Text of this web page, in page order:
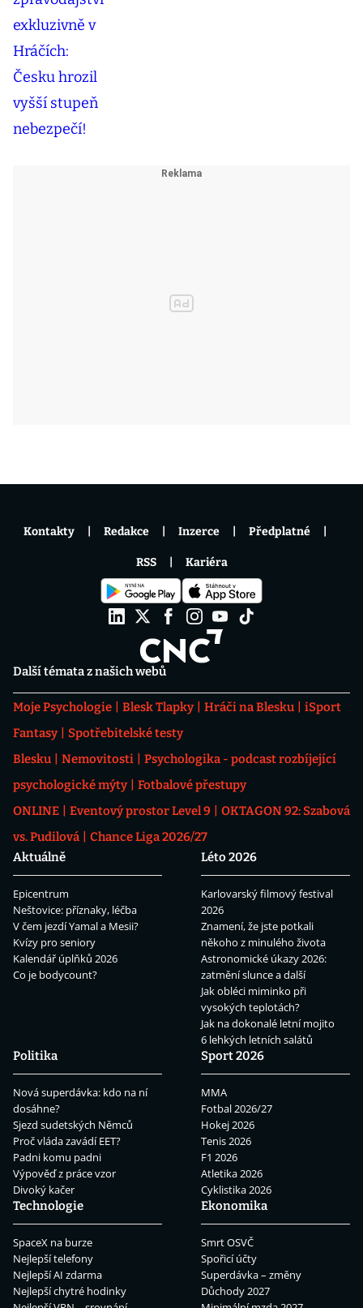
Další témata z našich webů
Moje Psychologie Blesk Tlapky Hráči na Blesku
iSport
Fantasy
Spotřebitelské testy
Blesku
Nemovitosti
Psychologika - podcast rozbíjející
psychologické mýty
Fotbalové přestupy
ONLINE
Eventový prostor Level 9
OKTAGON 92: Szabová
vs. Pudilová
Chance Liga 2026/27
Aktuálně
Epicentrum
Neštovice: příznaky, léčba
V čem jezdí Yamal a Mesii?
Kvízy pro seniory
Kalendář úplňků 2026
Co je bodycount?
Léto 2026
Karlovarský filmový festival
2026
Znamení, že jste potkali
někoho z minulého života
Astronomické úkazy 2026:
zatmění slunce a další
Jak obléci miminko při
vysokých teplotách?
Jak na dokonalé letní mojito
6 lehkých letních salátů
Politika
Nová superdávka: kdo na ní
dosáhne?
Sjezd sudetských Němců
Proč vláda zavádí EET?
Padni komu padni
Výpověď z práce vzor
Divoký kačer
Sport 2026
MMA
Fotbal 2026/27
Hokej 2026
Tenis 2026
F1 2026
Atletika 2026
Cyklistika 2026
Technologie
SpaceX na burze
Nejlepší telefony
Nejlepší AI zdarma
Nejlepší chytré hodinky
Ekonomika
Smrt OSVČ
Spořicí účty
Superdávka – změny
Důchody 2027
Kontakty Redakce Inzerce Předplatné
RSS Kariéra